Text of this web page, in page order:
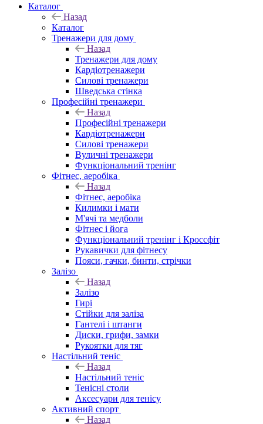
Каталог
Назад
Каталог
Тренажери для дому
Назад
Тренажери для дому
Кардіотренажери
Силові тренажери
Шведська стінка
Професійні тренажери
Назад
Професійні тренажери
Кардіотренажери
Силові тренажери
Вуличні тренажери
Функціональний тренінг
Фітнес, аеробіка
Назад
Фітнес, аеробіка
Килимки і мати
М'ячі та медболи
Фітнес і йога
Функціональний тренінг і Кроссфіт
Рукавички для фітнесу
Пояси, гачки, бинти, стрічки
Залізо
Назад
Залізо
Гирі
Стійки для заліза
Гантелі і штанги
Диски, грифи, замки
Рукоятки для тяг
Настільний теніс
Назад
Настільний теніс
Тенісні столи
Аксесуари для тенісу
Активний спорт
Назад